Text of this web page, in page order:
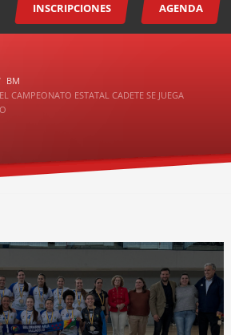
INSCRIPCIONES AGENDA
BM
CAMPEONATO ESTATAL CADETE SE JUEGA